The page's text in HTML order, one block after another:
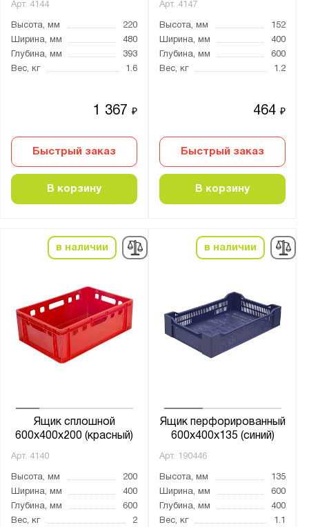
Арт. 4144
Высота, мм
220
Ширина, мм
480
Глубина, мм
393
Вес, кг
1.6
1 367₽
Быстрый заказ
В корзину
Арт. 4147
Высота, мм
152
Ширина, мм
400
Глубина, мм
600
Вес, кг
1.2
464₽
Быстрый заказ
В корзину
в наличии
Ящик сплошной
600x400x200 (красный)
Арт. 4140
Высота, мм
200
Ширина, мм
400
Глубина, мм
600
Вес, кг
2
в наличии
Ящик перфорированный
600x400x135 (синий)
Арт. 190446
Высота, мм
135
Ширина, мм
600
Глубина, мм
400
Вес, кг
1.1
Страна производства:
Россия
Ай-Пласт
Тара.ру
Показать